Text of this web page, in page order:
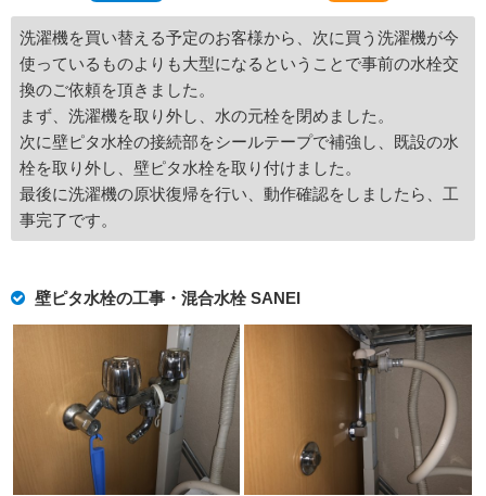
洗濯機を買い替える予定のお客様から、次に買う洗濯機が今
使っているものよりも大型になるということで事前の水栓交
換のご依頼を頂きました。
まず、洗濯機を取り外し、水の元栓を閉めました。
次に壁ピタ水栓の接続部をシールテープで補強し、既設の水
栓を取り外し、壁ピタ水栓を取り付けました。
最後に洗濯機の原状復帰を行い、動作確認をしましたら、工
事完了です。
壁ピタ水栓の工事・混合水栓 SANEI